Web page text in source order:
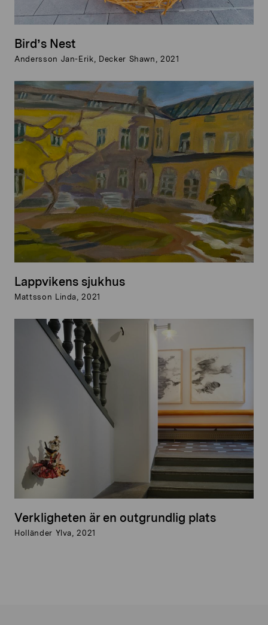
Bird’s Nest
Andersson Jan-Erik, Decker Shawn, 2021
Lappvikens sjukhus
Mattsson Linda, 2021
Verkligheten är en outgrundlig plats
Holländer Ylva, 2021